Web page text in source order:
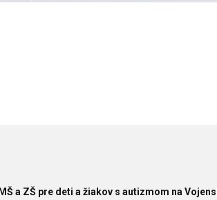
MŠ a ZŠ pre deti a žiakov s autizmom na